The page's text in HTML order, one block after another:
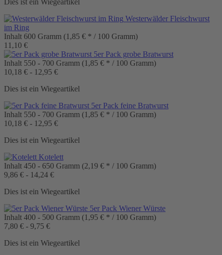
Dies ist ein Wiegeartikel
Westerwälder Fleischwurst
im Ring
Inhalt 600 Gramm (1,85 € * / 100 Gramm)
11,10 €
5er Pack grobe Bratwurst
Inhalt 550 - 700 Gramm (1,85 € * / 100 Gramm)
10,18 € - 12,95 €
Dies ist ein Wiegeartikel
5er Pack feine Bratwurst
Inhalt 550 - 700 Gramm (1,85 € * / 100 Gramm)
10,18 € - 12,95 €
Dies ist ein Wiegeartikel
Kotelett
Inhalt 450 - 650 Gramm (2,19 € * / 100 Gramm)
9,86 € - 14,24 €
Dies ist ein Wiegeartikel
5er Pack Wiener Würste
Inhalt 400 - 500 Gramm (1,95 € * / 100 Gramm)
7,80 € - 9,75 €
Dies ist ein Wiegeartikel